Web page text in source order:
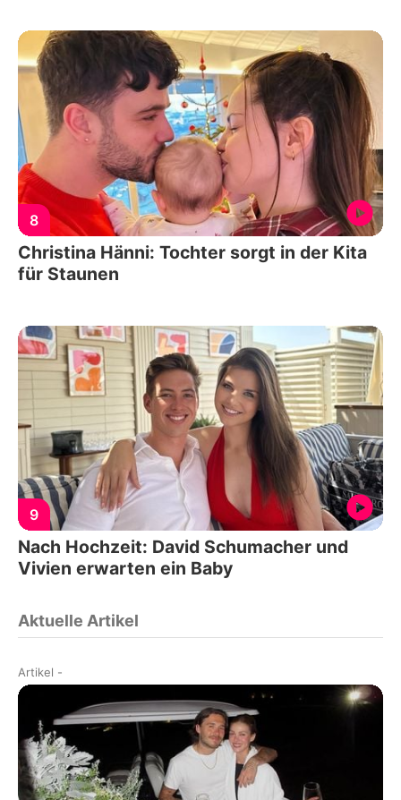
8
Christina Hänni: Tochter sorgt in der Kita
für Staunen
9
Nach Hochzeit: David Schumacher und
Vivien erwarten ein Baby
Aktuelle Artikel
Artikel -